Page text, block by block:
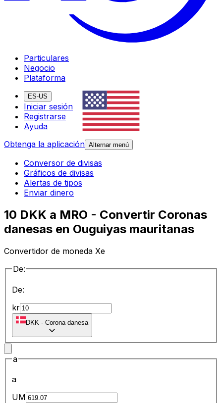
Particulares
Negocio
Plataforma
ES-US
Iniciar sesión
Registrarse
Ayuda
Obtenga la aplicación Alternar menú
Conversor de divisas
Gráficos de divisas
Alertas de tipos
Enviar dinero
10 DKK a MRO - Convertir Coronas
danesas en Ouguiyas mauritanas
Convertidor de moneda Xe
De:
De:
kr
DKK - Corona danesa
a
a
UM